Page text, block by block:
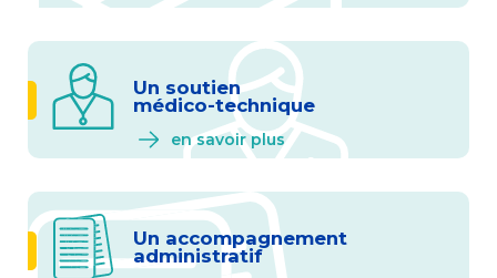
Un soutien
médico-technique
en savoir plus
Un accompagnement
administratif